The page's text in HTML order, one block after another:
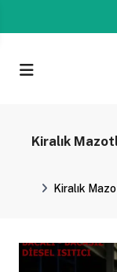
Kiralık
Kiralık